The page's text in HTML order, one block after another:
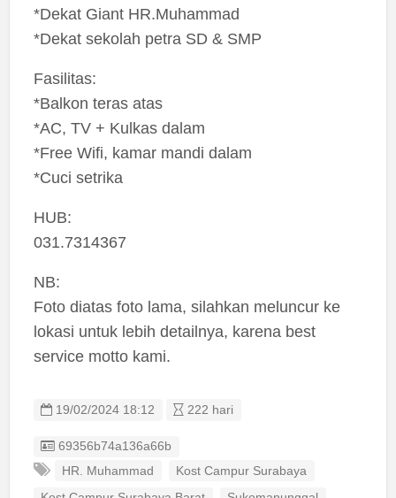
*Dekat Giant HR.Muhammad
*Dekat sekolah petra SD & SMP
Fasilitas:
*Balkon teras atas
*AC, TV + Kulkas dalam
*Free Wifi, kamar mandi dalam
*Cuci setrika
HUB:
031.7314367
NB:
Foto diatas foto lama, silahkan meluncur ke
lokasi untuk lebih detailnya, karena best
service motto kami.
19/02/2024 18:12 222 hari
Listing ID
69356b74a136a66b
HR. Muhammad
Kost Campur Surabaya